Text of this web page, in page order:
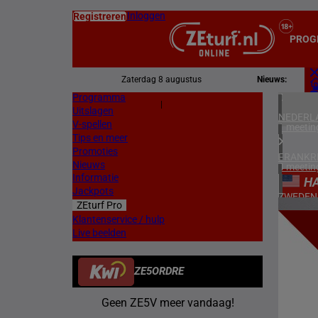
RegistrerenInloggen
Zaterdag 8 augustus Nieuws:
Programma
Uitslagen
V-spellen
Tips en meer
Promoties
Nieuws
Informatie
Jackpots
ZEturf Pro
Klantenservice / hulp
Live beelden
ZE5ORDRE
Geen ZE5V meer vandaag!
1
4
ZWEDEN
ZUID-
1
10
22/04/